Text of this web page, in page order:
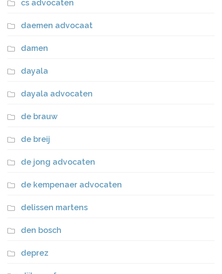
cs advocaten
daemen advocaat
damen
dayala
dayala advocaten
de brauw
de breij
de jong advocaten
de kempenaer advocaten
delissen martens
den bosch
deprez